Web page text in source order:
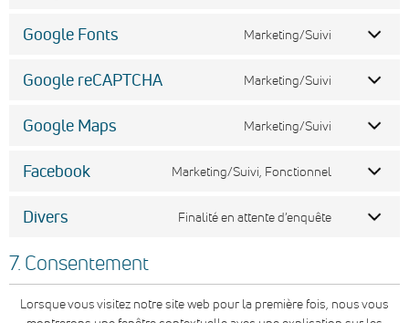
Google Fonts Marketing/Suivi
Google reCAPTCHA Marketing/Suivi
Google Maps Marketing/Suivi
Facebook Marketing/Suivi, Fonctionnel
Divers Finalité en attente d’enquête
7. Consentement
Lorsque vous visitez notre site web pour la première fois, nous vous